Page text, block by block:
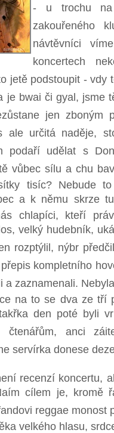
- u trochu
zakouřeného
návtěvníci
koncertech
jetě podstoupit -
bwai či gyal, jsme
jen
ale určitá naděje,
podaří udělat s
vůbec sílu a chu
tisíc? Nebude
a k němu skrze
chlapíci, kteří
velký hudebník,
rozptýlil, nýbr
přepis kompletního
a zaznamenali.
na to se dva ze tří
takřka den poté byli
čtenářům, anci
servírka donese
recenzí koncertu,
cílem je, kromě
reggae
velkého hlasu,